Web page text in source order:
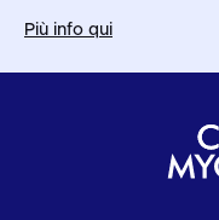
Più info qui